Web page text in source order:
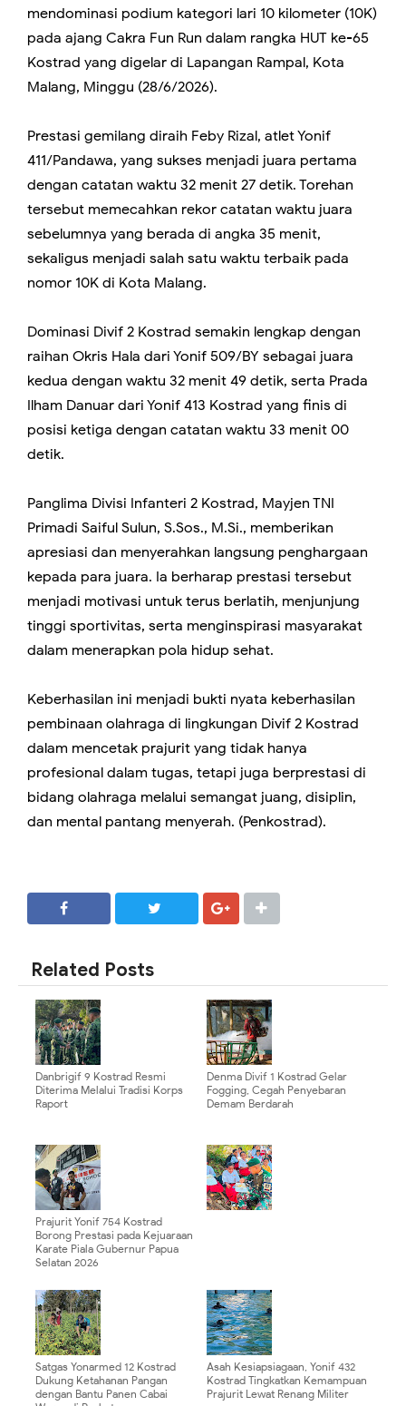
mendominasi podium kategori lari 10 kilometer (10K)
pada ajang Cakra Fun Run dalam rangka HUT ke-65
Kostrad yang digelar di Lapangan Rampal, Kota
Malang, Minggu (28/6/2026).
Prestasi gemilang diraih Feby Rizal, atlet Yonif
411/Pandawa, yang sukses menjadi juara pertama
dengan catatan waktu 32 menit 27 detik. Torehan
tersebut memecahkan rekor catatan waktu juara
sebelumnya yang berada di angka 35 menit,
sekaligus menjadi salah satu waktu terbaik pada
nomor 10K di Kota Malang.
Dominasi Divif 2 Kostrad semakin lengkap dengan
raihan Okris Hala dari Yonif 509/BY sebagai juara
kedua dengan waktu 32 menit 49 detik, serta Prada
Ilham Danuar dari Yonif 413 Kostrad yang finis di
posisi ketiga dengan catatan waktu 33 menit 00
detik.
Panglima Divisi Infanteri 2 Kostrad, Mayjen TNI
Primadi Saiful Sulun, S.Sos., M.Si., memberikan
apresiasi dan menyerahkan langsung penghargaan
kepada para juara. Ia berharap prestasi tersebut
menjadi motivasi untuk terus berlatih, menjunjung
tinggi sportivitas, serta menginspirasi masyarakat
dalam menerapkan pola hidup sehat.
Keberhasilan ini menjadi bukti nyata keberhasilan
pembinaan olahraga di lingkungan Divif 2 Kostrad
dalam mencetak prajurit yang tidak hanya
profesional dalam tugas, tetapi juga berprestasi di
bidang olahraga melalui semangat juang, disiplin,
dan mental pantang menyerah. (Penkostrad).
Related Posts
Danbrigif 9 Kostrad Resmi
Diterima Melalui Tradisi Korps
Raport
Denma Divif 1 Kostrad Gelar
Fogging, Cegah Penyebaran
Demam Berdarah
Prajurit Yonif 754 Kostrad
Borong Prestasi pada Kejuaraan
Karate Piala Gubernur Papua
Selatan 2026
Satgas Yonarmed 12 Kostrad
Dukung Ketahanan Pangan
dengan Bantu Panen Cabai
Asah Kesiapsiagaan, Yonif 432
Kostrad Tingkatkan Kemampuan
Prajurit Lewat Renang Militer